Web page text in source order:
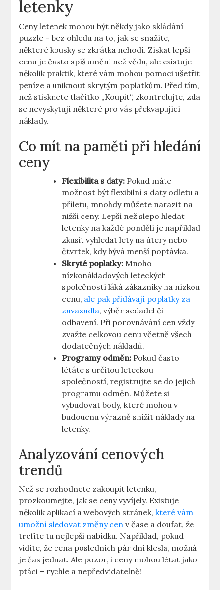
letenky
Ceny letenek mohou být někdy jako skládání
puzzle – bez ohledu na to, jak se snažíte,
některé kousky se zkrátka nehodí. Získat lepší
cenu je často spíš umění než věda, ale existuje
několik praktik, které vám mohou pomoci ušetřit
peníze a uniknout skrytým poplatkům. Před tím,
než stisknete tlačítko „Koupit“, zkontrolujte, zda
se nevyskytují některé pro vás překvapující
náklady.
Co mít na paměti při hledání
ceny
Flexibilita s daty: Pokud máte
možnost být flexibilní s daty odletu a
příletu, mnohdy můžete narazit na
nižší ceny. Lepší než slepo hledat
letenky na každé pondělí je například
zkusit vyhledat lety na úterý nebo
čtvrtek, kdy bývá menší poptávka.
Skryté poplatky: Mnoho
nízkonákladových leteckých
společností láká zákazníky na nízkou
cenu, ale pak přidávají poplatky za
zavazadla, výběr sedadel či
odbavení. Při porovnávání cen vždy
zvažte celkovou cenu včetně všech
dodatečných nákladů.
Programy odměn: Pokud často
létáte s určitou leteckou
společností, registrujte se do jejich
programu odměn. Můžete si
vybudovat body, které mohou v
budoucnu výrazně snížit náklady na
letenky.
Analyzování cenových
trendů
Než se rozhodnete zakoupit letenku,
prozkoumejte, jak se ceny vyvíjely. Existuje
několik aplikací a webových stránek,které vám
umožní sledovat změny cen v čase a doufat, že
trefíte tu nejlepší nabídku. Například, pokud
vidíte, že cena posledních pár dní klesla, možná
je čas jednat. Ale pozor, i ceny mohou létat jako
ptáci – rychle a nepředvídatelně!